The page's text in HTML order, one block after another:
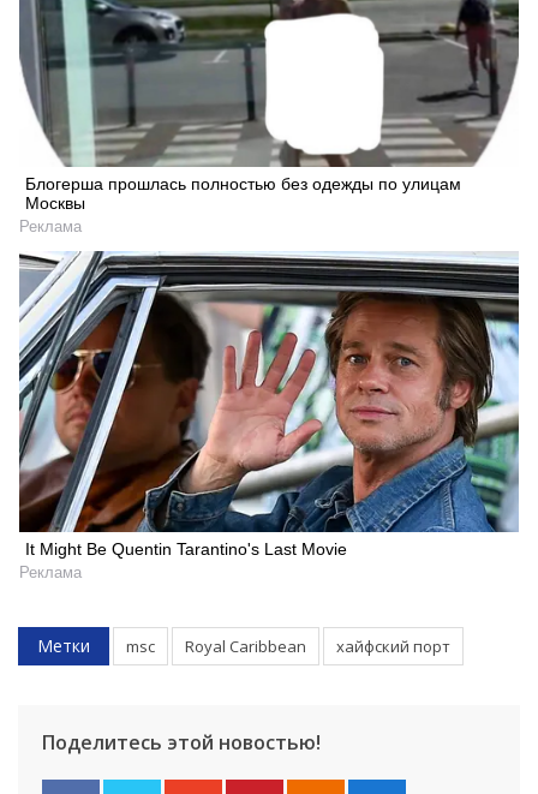
Блогерша прошлась полностью без одежды по улицам
Москвы
Реклама
It Might Be Quentin Tarantino's Last Movie
Реклама
Метки msc Royal Caribbean хайфский порт
Поделитесь этой новостью!